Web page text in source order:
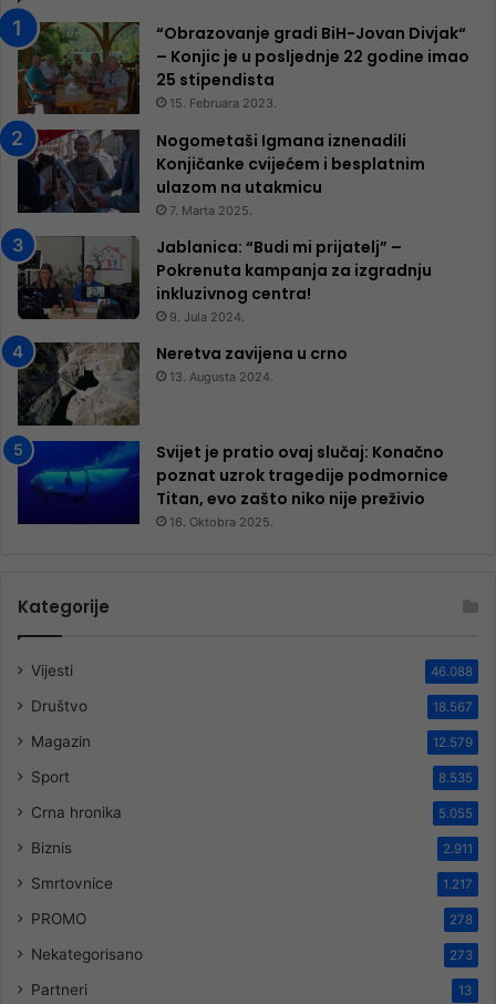
“Obrazovanje gradi BiH-Jovan Divjak“
– Konjic je u posljednje 22 godine imao
25 ​​stipendista
15. Februara 2023.
Nogometaši Igmana iznenadili
Konjičanke cvijećem i besplatnim
ulazom na utakmicu
7. Marta 2025.
Jablanica: “Budi mi prijatelj” –
Pokrenuta kampanja za izgradnju
inkluzivnog centra!
9. Jula 2024.
Neretva zavijena u crno
13. Augusta 2024.
Svijet je pratio ovaj slučaj: Konačno
poznat uzrok tragedije podmornice
Titan, evo zašto niko nije preživio
16. Oktobra 2025.
Kategorije
Vijesti 46.088
Društvo 18.567
Magazin 12.579
Sport 8.535
Crna hronika 5.055
Biznis 2.911
Smrtovnice 1.217
PROMO 278
Nekategorisano 273
Partneri 13